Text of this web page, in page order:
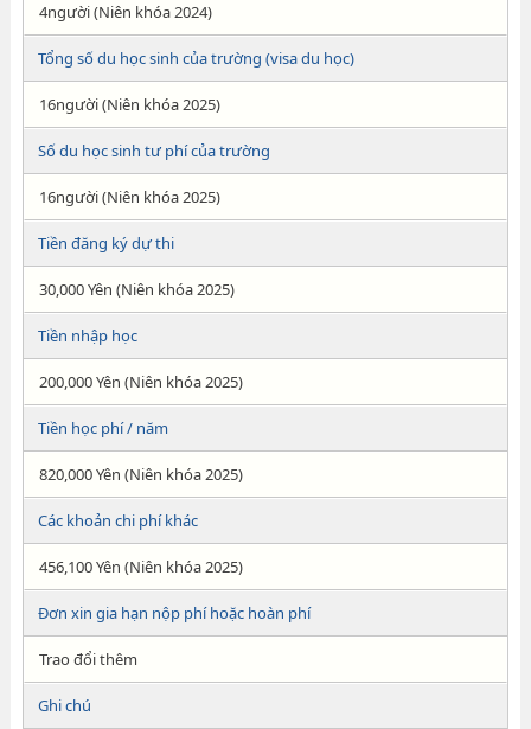
4người (Niên khóa 2024)
Tổng số du học sinh của trường (visa du học)
16người (Niên khóa 2025)
Số du học sinh tư phí của trường
16người (Niên khóa 2025)
Tiền đăng ký dự thi
30,000 Yên (Niên khóa 2025)
Tiền nhập học
200,000 Yên (Niên khóa 2025)
Tiền học phí / năm
820,000 Yên (Niên khóa 2025)
Các khoản chi phí khác
456,100 Yên (Niên khóa 2025)
Đơn xin gia hạn nộp phí hoặc hoàn phí
Trao đổi thêm
Ghi chú